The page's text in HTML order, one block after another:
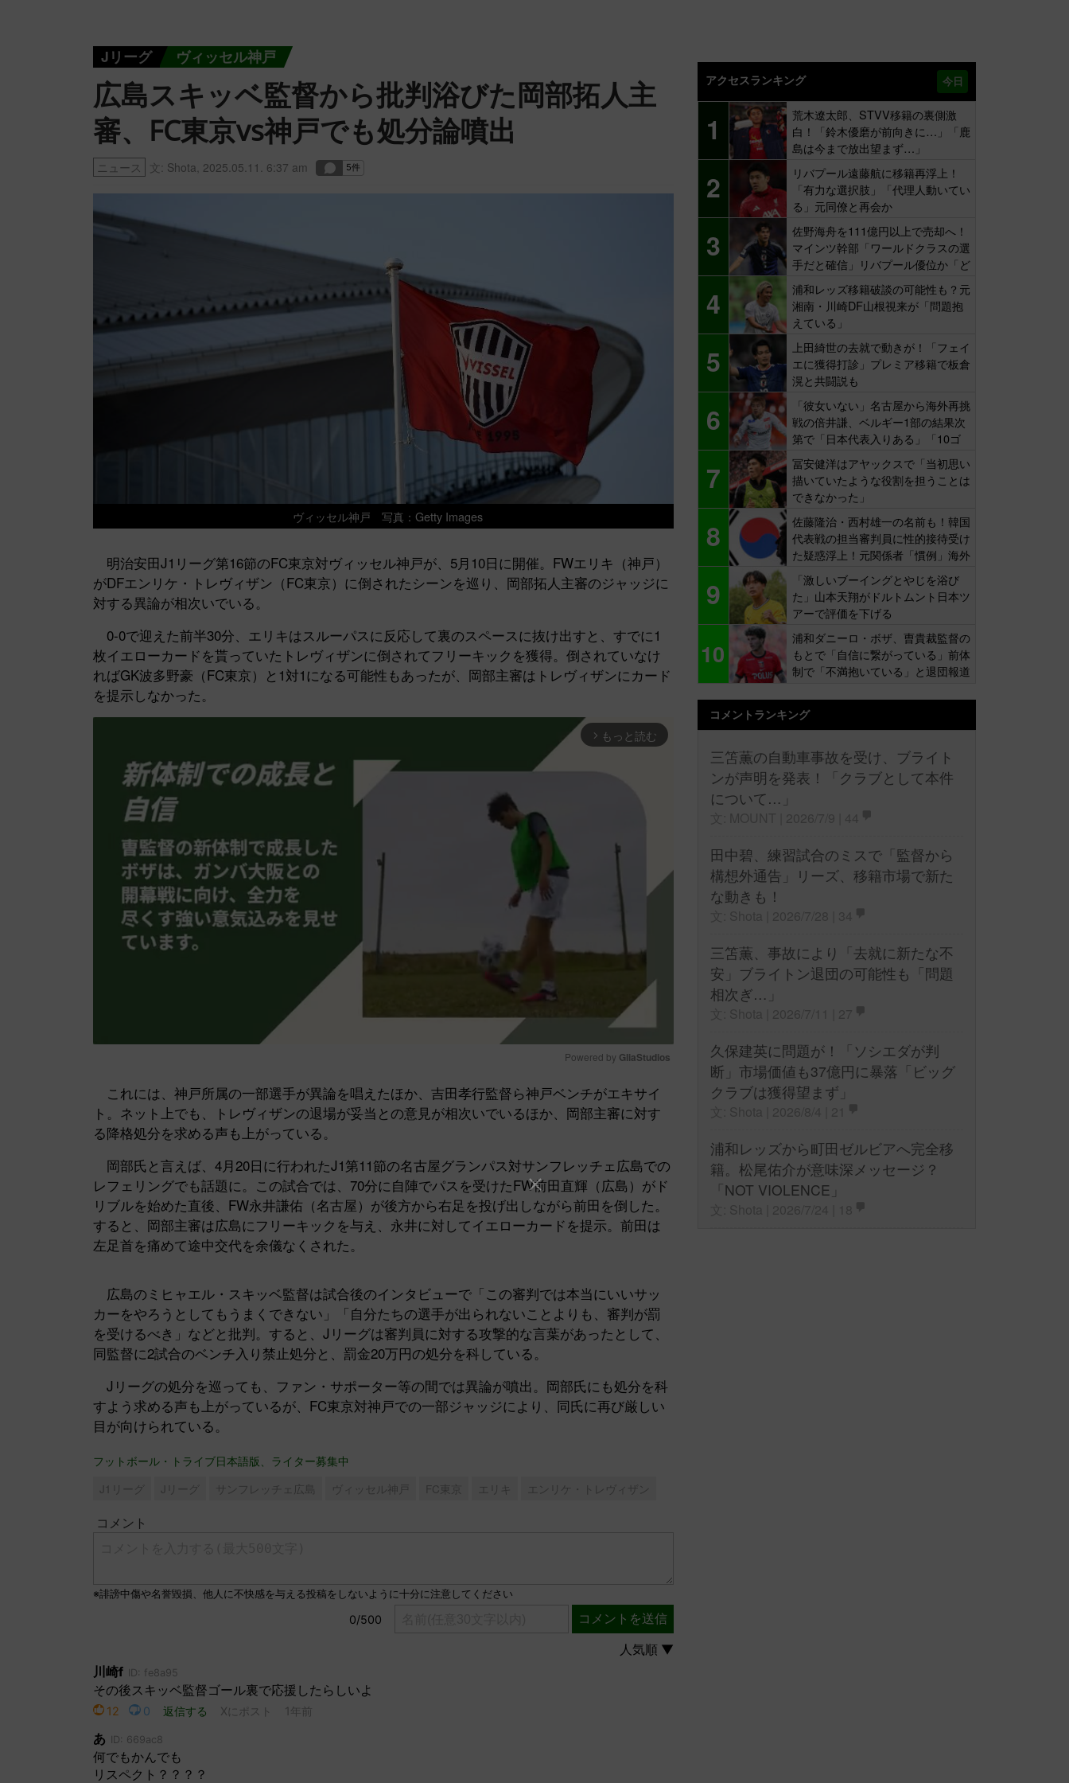
Jリーグ ヴィッセル神戸
広島スキッベ監督から批判浴びた岡部拓人主
審、FC東京vs神戸でも処分論噴出
ニュース 文: Shota 2025.05.11. 6:37 am
ヴィッセル神戸 写真：Getty Images
明治安田J1リーグ第16節のFC東京対ヴィッセル神戸が、5月10日に開催。FWエリキ（神戸）
がDFエンリケ・トレヴィザン（FC東京）に倒されたシーンを巡り、岡部拓人主審のジャッジに
対する異論が相次いでいる。
0-0で迎えた前半30分、エリキはスルーパスに反応して裏のスペースに抜け出すと、すでに1
枚イエローカードを貰っていたトレヴィザンに倒されてフリーキックを獲得。倒されていなけ
ればGK波多野豪（FC東京）と1対1になる可能性もあったが、岡部主審はトレヴィザンにカード
を提示しなかった。
arrow_forward_ios もっと読む
Mute
Powered by GliaStudios
これには、神戸所属の一部選手が異論を唱えたほか、吉田孝行監督ら神戸ベンチがエキサイ
ト。ネット上でも、トレヴィザンの退場が妥当との意見が相次いでいるほか、岡部主審に対す
る降格処分を求める声も上がっている。
岡部氏と言えば、4月20日に行われたJ1第11節の名古屋グランパス対サンフレッチェ広島での
レフェリングでも話題に。この試合では、70分に自陣でパスを受けたFW前田直輝（広島）がド
リブルを始めた直後、FW永井謙佑（名古屋）が後方から右足を投げ出しながら前田を倒した。
すると、岡部主審は広島にフリーキックを与え、永井に対してイエローカードを提示。前田は
左足首を痛めて途中交代を余儀なくされた。
広島のミヒャエル・スキッベ監督は試合後のインタビューで「この審判では本当にいいサッ
カーをやろうとしてもうまくできない」「自分たちの選手が出られないことよりも、審判が罰
を受けるべき」などと批判。すると、Jリーグは審判員に対する攻撃的な言葉があったとして、
同監督に2試合のベンチ入り禁止処分と、罰金20万円の処分を科している。
Jリーグの処分を巡っても、ファン・サポーター等の間では異論が噴出。岡部氏にも処分を科
すよう求める声も上がっているが、FC東京対神戸での一部ジャッジにより、同氏に再び厳しい
目が向けられている。
フットボール・トライブ日本語版、ライター募集中
J1リーグ Jリーグ サンフレッチェ広島 ヴィッセル神戸 FC東京 エリキ エンリケ・トレヴィザン
アクセスランキング 今日
1
荒木遼太郎、STVV移籍の裏側激
白！「鈴木優磨が前向きに…」「鹿
島は今まで放出望まず…」
2
リバプール遠藤航に移籍再浮上！
「有力な選択肢」「代理人動いてい
る」元同僚と再会か
3
佐野海舟を111億円以上で売却へ！
マインツ幹部「ワールドクラスの選
手だと確信」リバプール優位か「ど
ちらかだ」
4
浦和レッズ移籍破談の可能性も？元
湘南・川崎DF山根視来が「問題抱
えている」
5
上田綺世の去就で動きが！「フェイ
エに獲得打診」プレミア移籍で板倉
滉と共闘説も
6
「彼女いない」名古屋から海外再挑
戦の倍井謙、ベルギー1部の結果次
第で「日本代表入りある」「10ゴ
ール目標」
7
冨安健洋はアヤックスで「当初思い
描いていたような役割を担うことは
できなかった」
8
佐藤隆治・西村雄一の名前も！韓国
代表戦の担当審判員に性的接待受け
た疑惑浮上！元関係者「慣例」海外
報道
9
「激しいブーイングとやじを浴び
た」山本天翔がドルトムント日本ツ
アーで評価を下げる
10
浦和ダニーロ・ボザ、曺貴裁監督の
もとで「自信に繋がっている」前体
制で「不満抱いている」と退団報道
コメントランキング
三笘薫の自動車事故を受け、ブライト
ンが声明を発表！「クラブとして本件
について…」
田中碧、練習試合のミスで「監督から
構想外通告」リーズ、移籍市場で新た
な動きも！
三笘薫、事故により「去就に新たな不
安」ブライトン退団の可能性も「問題
相次ぎ…」
久保建英に問題が！「ソシエダが判
断」市場価値も37億円に暴落「ビッグ
クラブは獲得望まず」
浦和レッズから町田ゼルビアへ完全移
籍。松尾佑介が意味深メッセージ？
「NOT VIOLENCE」